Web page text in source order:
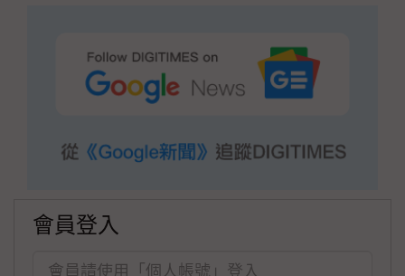
會員登入